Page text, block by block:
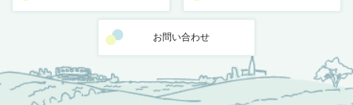
お問い合わせ